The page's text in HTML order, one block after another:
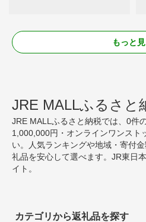
もっと
JRE MALLふるさと
JRE MALLふるさと納税では、0件
1,000,000円・オンラインワンスト
い。人気ランキングや地域・寄付
礼品を安心して選べます。JR東日
イト。
カテゴリから返礼品を探す